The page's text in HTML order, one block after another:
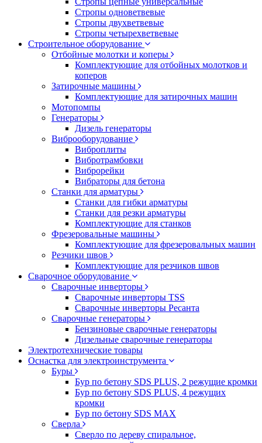
Стропы одноветвевые
Стропы двухветвевые
Стропы четырехветвевые
Строительное оборудование
Отбойные молотки и коперы
Комплектующие для отбойных молотков и
коперов
Затирочные машины
Комплектующие для затирочных машин
Мотопомпы
Генераторы
Дизель генераторы
Виброоборудование
Виброплиты
Вибротрамбовки
Виброрейки
Вибраторы для бетона
Станки для арматуры
Станки для гибки арматуры
Станки для резки арматуры
Комплектующие для станков
Фрезеровальные машины
Комплектующие для фрезеровальных машин
Резчики швов
Комплектующие для резчиков швов
Сварочное оборудование
Сварочные инверторы
Сварочные инверторы TSS
Сварочные инверторы Ресанта
Сварочные генераторы
Бензиновые сварочные генераторы
Дизельные сварочные генераторы
Электротехнические товары
Оснастка для электроинструмента
Буры
Бур по бетону SDS PLUS, 2 режущие кромки
Бур по бетону SDS PLUS, 4 режущих
кромки
Бур по бетону SDS MAX
Сверла
Сверло по дереву спиральное,